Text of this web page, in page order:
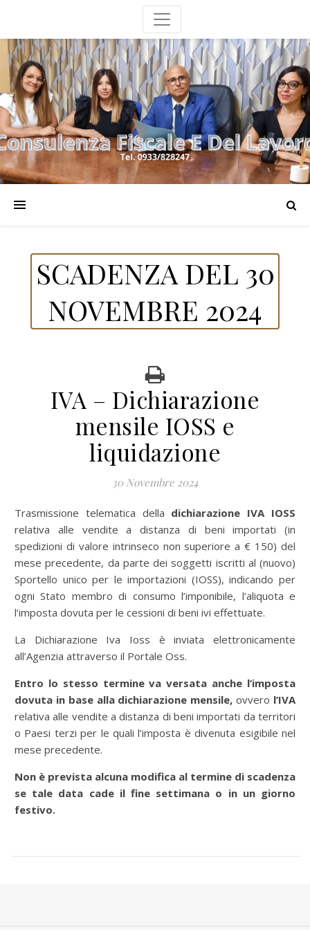
SCADENZA DEL 30
NOVEMBRE 2024
IVA – Dichiarazione
mensile IOSS e
liquidazione
30 Novembre 2024
Trasmissione telematica della dichiarazione IVA IOSS
relativa alle vendite a distanza di beni importati (in
spedizioni di valore intrinseco non superiore a € 150) del
mese precedente, da parte dei soggetti iscritti al (nuovo)
Sportello unico per le importazioni (IOSS), indicando per
ogni Stato membro di consumo l’imponibile, l’aliquota e
l’imposta dovuta per le cessioni di beni ivi effettuate.
La Dichiarazione Iva Ioss è inviata elettronicamente
all’Agenzia attraverso il Portale Oss.
Entro lo stesso termine va versata anche l’imposta
dovuta in base alla dichiarazione mensile, ovvero l’IVA
relativa alle vendite a distanza di beni importati da territori
o Paesi terzi per le quali l’imposta è divenuta esigibile nel
mese precedente.
Non è prevista alcuna modifica al termine di scadenza
se tale data cade il fine settimana o in un giorno
festivo.